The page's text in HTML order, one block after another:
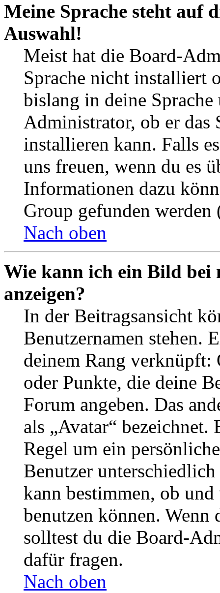
Meine Sprache steht auf
Auswahl!
Meist hat die Board-
Sprache nicht installiert
bislang in deine
Administrator, ob er das
installieren kann. Falls
uns freuen, wenn du es
Informationen dazu
Group gefunden
Nach oben
Wie kann ich ein Bild bei
anzeigen?
In der Beitragsansicht
Benutzernamen stehen.
deinem Rang verknüpft:
oder Punkte, die deine
Forum angeben. Das
als „Avatar“
Regel um ein
Benutzer
kann bestimmen, ob
benutzen können. Wenn
solltest du die Board-
dafür fragen.
Nach oben